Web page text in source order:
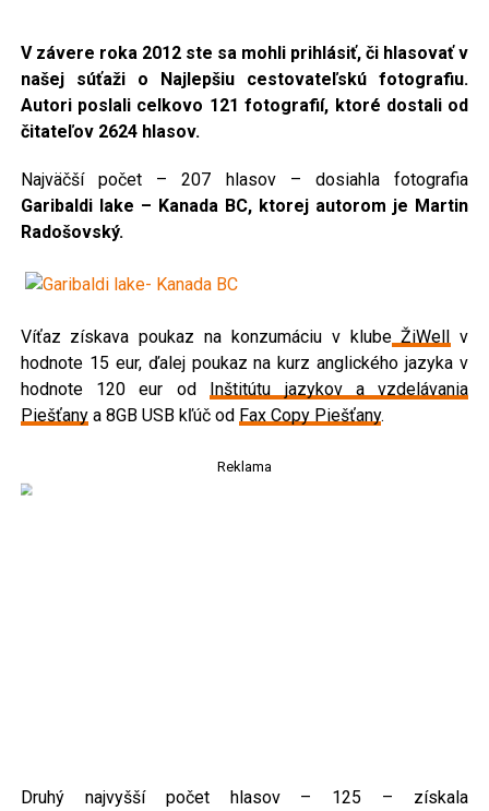
V závere roka 2012 ste sa mohli prihlásiť, či hlasovať v
našej súťaži o Najlepšiu cestovateľskú fotografiu.
Autori poslali celkovo 121 fotografií, ktoré dostali od
čitateľov 2624 hlasov.
Najväčší počet – 207 hlasov – dosiahla fotografia
Garibaldi lake – Kanada BC, ktorej autorom je Martin
Radošovský.
Víťaz získava poukaz na konzumáciu v klubeŽiWell
v
hodnote 15 eur, ďalej poukaz na kurz anglického jazyka v
hodnote 120 eur od
Inštitútu jazykov a vzdelávania
Piešťanya 8GB USB kľúč od Fax Copy Piešťany.
Reklama
Druhý najvyšší počet hlasov – 125 – získala